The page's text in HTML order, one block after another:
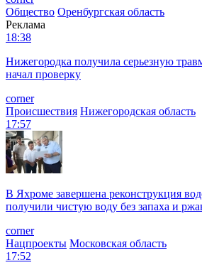
Общество Оренбургская область
Реклама
18:38
Нижегородка получила серьезную
начал проверку
corner
Происшествия Нижегородская область
17:57
В Яхроме завершена реконструкция
получили чистую воду без запаха и
corner
Нацпроекты Московская область
17:52